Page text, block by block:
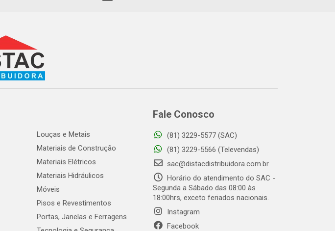
Louças e Metais
Materiais de Construção
Materiais Elétricos
Materiais Hidráulicos
Móveis
Pisos e Revestimentos
Portas, Janelas e Ferragens
Fale Conosco
(81) 3229-5577 (SAC)
(81) 3229-5566 (Televendas)
sac@distacdistribuidora.com.br
Horário do atendimento do SAC -
Segunda a Sábado das 08:00 às
18:00hrs, exceto feriados nacionais.
Instagram
Facebook